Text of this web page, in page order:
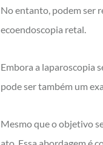
No entanto, podem ser
ecoendoscopia retal.
Embora a laparoscopia
pode ser também um
Mesmo que o objetivo